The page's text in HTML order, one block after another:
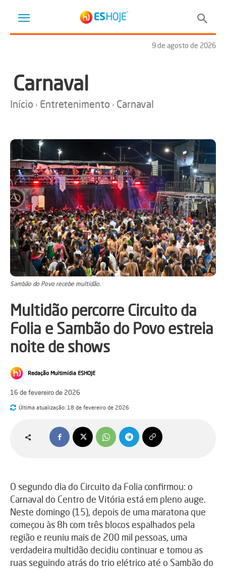
9 de agosto de 2026
Carnaval
Início Entretenimento Carnaval
Sambão do Povo recebe multidão.
Multidão percorre Circuito da
Folia e Sambão do Povo estreia
noite de shows
Redação Multimídia ESHOJE
16 de fevereiro de 2026
Última atualização: 18 de fevereiro de 2026
O segundo dia do Circuito da Folia confirmou: o
Carnaval do Centro de Vitória está em pleno auge.
Neste domingo (15), depois de uma maratona que
começou às 8h com três blocos espalhados pela
região e reuniu mais de 200 mil pessoas, uma
verdadeira multidão decidiu continuar e tomou as
ruas seguindo atrás do trio elétrico até o Sambão do